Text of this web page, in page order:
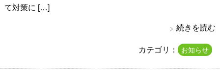
て対策に […]
続きを読む
カテゴリ： お知らせ